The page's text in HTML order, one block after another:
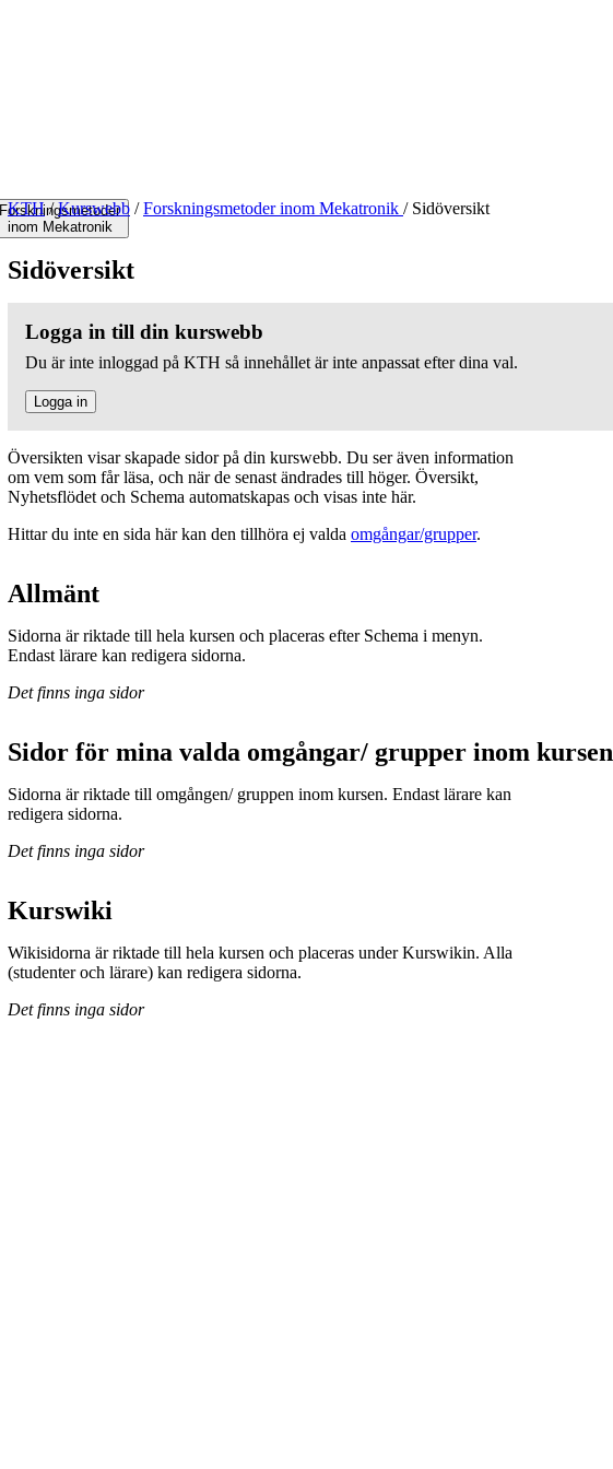
Forskningsmetoder
inom Mekatronik
KTH / Kurswebb / Forskningsmetoder inom Mekatronik /Sidöversikt
Sidöversikt
Logga in till din kurswebb
Du är inte inloggad på KTH så innehållet är inte anpassat efter dina val.
Logga in
Översikten visar skapade sidor på din kurswebb. Du ser även information
om vem som får läsa, och när de senast ändrades till höger. Översikt,
Nyhetsflödet och Schema automatskapas och visas inte här.
Hittar du inte en sida här kan den tillhöra ej valda omgångar/grupper.
Allmänt
Sidorna är riktade till hela kursen och placeras efter Schema i menyn.
Endast lärare kan redigera sidorna.
Det finns inga sidor
Sidor för mina valda omgångar/ grupper inom kursen
Sidorna är riktade till omgången/ gruppen inom kursen. Endast lärare kan
redigera sidorna.
Det finns inga sidor
Kurswiki
Wikisidorna är riktade till hela kursen och placeras under Kurswikin. Alla
(studenter och lärare) kan redigera sidorna.
Det finns inga sidor